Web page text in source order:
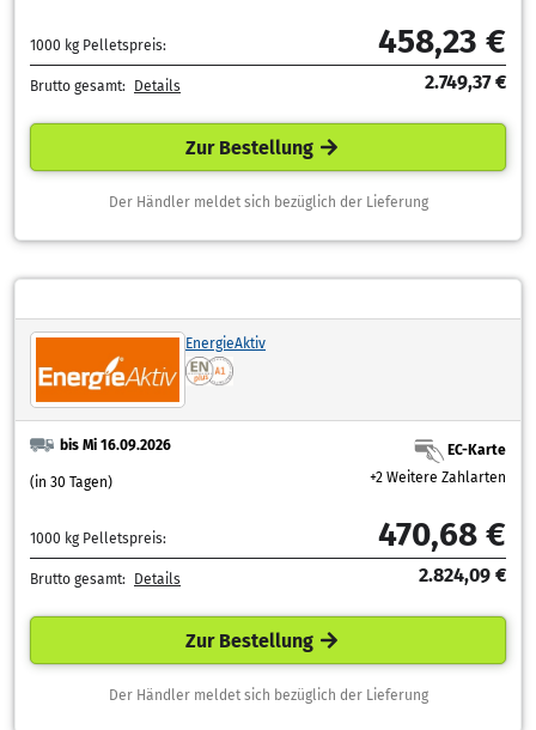
1000 kg Pelletspreis: 458,23 €
Brutto gesamt: Details 2.749,37 €
Zur Bestellung
Der Händler meldet sich bezüglich der Lieferung
EnergieAktiv
bis Mi 16.09.2026
(in 30 Tagen)
EC-Karte
+2 Weitere Zahlarten
1000 kg Pelletspreis: 470,68 €
Brutto gesamt: Details 2.824,09 €
Zur Bestellung
Der Händler meldet sich bezüglich der Lieferung